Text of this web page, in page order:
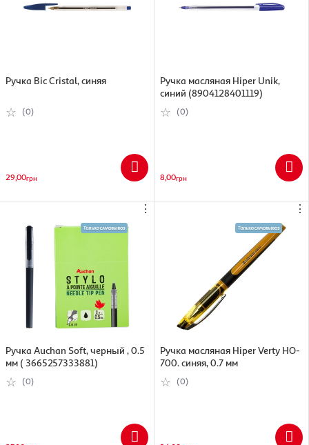
Ручка Bic Cristal, синяя
(0)
29,00грн
Ручка масляная Hiper Unik,
синий (8904128401119)
(0)
8,00грн
⋮
Ручка Auchan Soft, черный , 0.5
мм ( 3665257333881)
(0)
⋮
Ручка масляная Hiper Verty HO-
700. синяя, 0.7 мм
(0)